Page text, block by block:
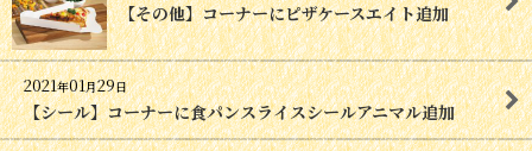
【その他】コーナーにピザケースエイト追加
2021年01月29日
【シール】コーナーに食パンスライスシールアニマル追加